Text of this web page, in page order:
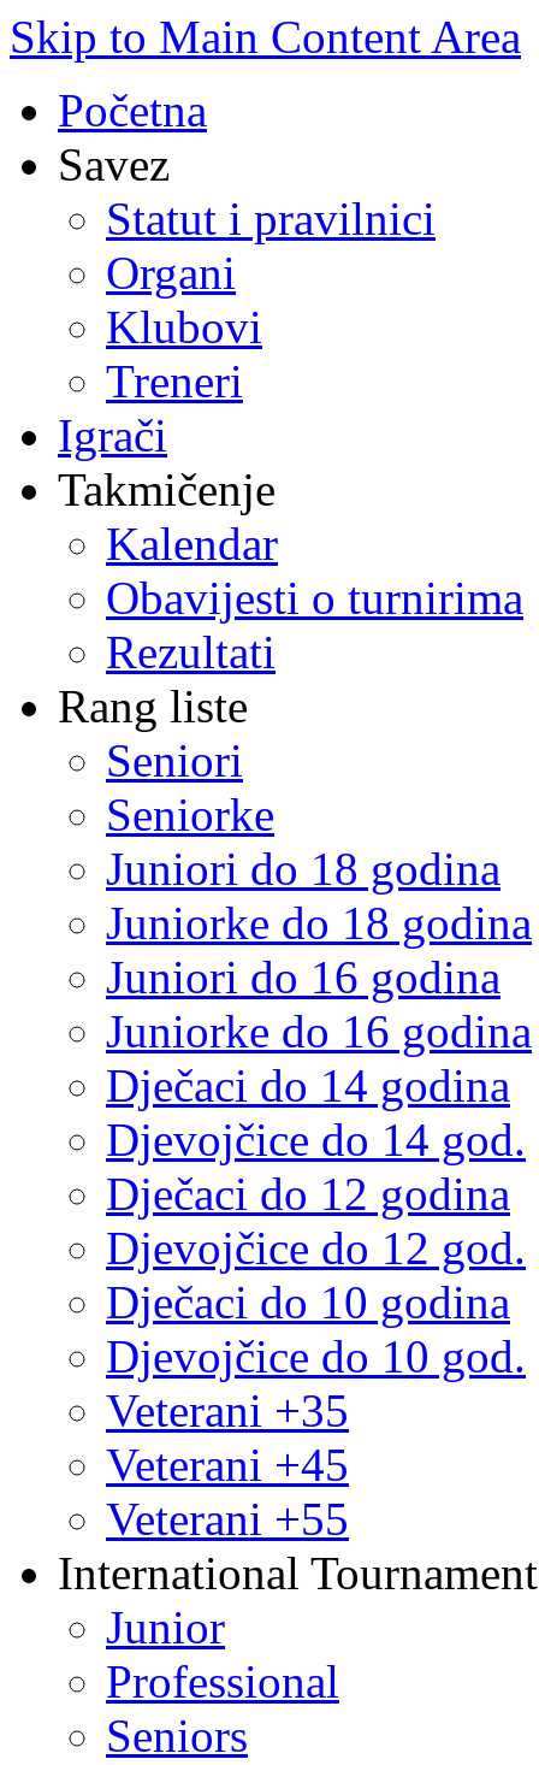
Skip to Main Content Area
Početna
Savez
Statut i pravilnici
Organi
Klubovi
Treneri
Igrači
Takmičenje
Kalendar
Obavijesti o turnirima
Rezultati
Rang liste
Seniori
Seniorke
Juniori do 18 godina
Juniorke do 18 godina
Juniori do 16 godina
Juniorke do 16 godina
Dječaci do 14 godina
Djevojčice do 14 god.
Dječaci do 12 godina
Djevojčice do 12 god.
Dječaci do 10 godina
Djevojčice do 10 god.
Veterani +35
Veterani +45
Veterani +55
International
Junior
Professional
Seniors